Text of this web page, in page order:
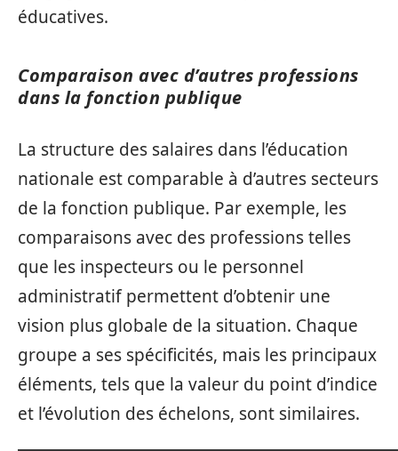
éducatives.
Comparaison avec d’autres professions
dans la fonction publique
La structure des salaires dans l’éducation
nationale est comparable à d’autres secteurs
de la fonction publique. Par exemple, les
comparaisons avec des professions telles
que les inspecteurs ou le personnel
administratif permettent d’obtenir une
vision plus globale de la situation. Chaque
groupe a ses spécificités, mais les principaux
éléments, tels que la valeur du point d’indice
et l’évolution des échelons, sont similaires.